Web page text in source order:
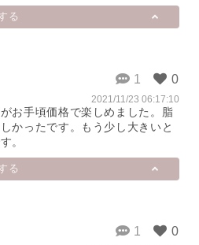
ようで、とても嬉しく
2023/10/30 02:39:11
る
店舗から
でいただき、ありがと
！
美味しいと言っていた
嬉しいです。
を心よりお待ちしてお
2021/11/23 06:17:10
お手頃価格で楽しめました。脂
かったです。もう少し大きいと
。
る
店舗から